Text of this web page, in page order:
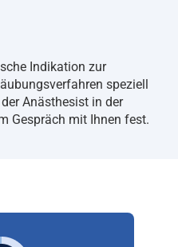
Indikation zur
speziell
Anästhesist in der
Gespräch mit Ihnen fest.